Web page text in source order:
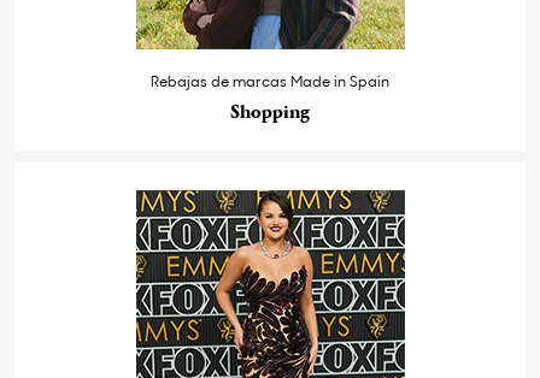
Rebajas de marcas Made in Spain
Shopping